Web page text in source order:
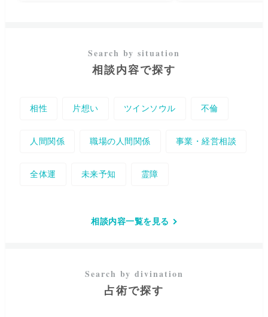
相談内容で探す
相性 片想い ツインソウル 不倫
人間関係 職場の人間関係 事業・経営相談
全体運 未来予知 霊障
相談内容一覧を見る
占術で探す